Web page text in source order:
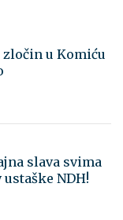
u Komiću
slava svima
NDH!